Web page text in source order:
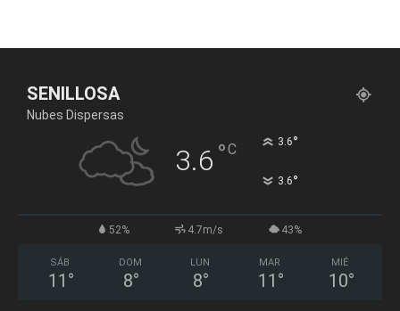
SENILLOSA
Nubes Dispersas
3.6 °C 3.6°
3.6°
52% 4.7m/s 43%
SÁB
11 °
DOM
8°
LUN
8°
MAR
11 °
MIÉ
10°